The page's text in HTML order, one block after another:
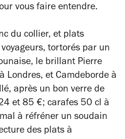
vous faire entendre.
du collier, et plats
tortorés par un
le brillant Pierre
Londres, et Camdeborde à
après un bon verre de
et 85 €; carafes 50 cl à
à réfréner un soudain
des plats à